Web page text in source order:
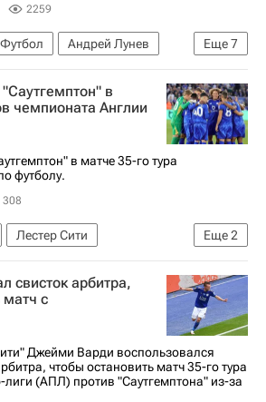
2259
Еще7
Футбол
Андрей Лунев
Марадона
Пол Гаскойн
спорта
в
чемпионата Англии
в матче 35-го тура
футболу.
308
Еще2
Лестер Сити
Англии по футболу)
свисток арбитра,
матч с
Джейми Варди воспользовался
чтобы остановить матч 35-го тура
(АПЛ) против "Саутгемптона" из-за